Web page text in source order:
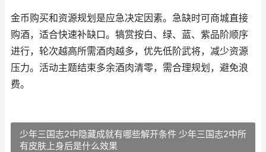
金币购买和资源规划是应急决定因素。急缺时可商城直接
购酒，适合快速补缺口。犒赏按白、绿、蓝、紫品阶顺序
进行，轮次越高所需酒肉越多，优先低阶武将，减少资源
压力。活动主题结束多余酒肉清零，需合理规划，避免浪
费。
少年三国志2中隐藏成就有哪些解开条件 少年三国志2中所
有皮肤上身后是什么效果